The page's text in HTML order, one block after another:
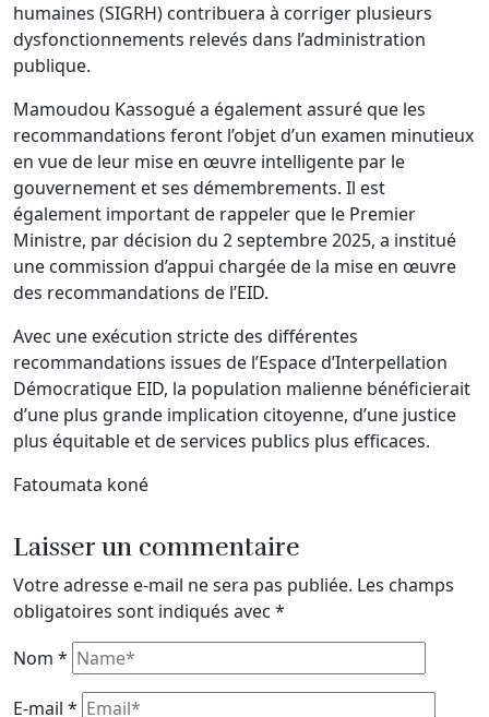
humaines (SIGRH) contribuera à corriger plusieurs
dysfonctionnements relevés dans l’administration
publique.
Mamoudou Kassogué a également assuré que les
recommandations feront l’objet d’un examen minutieux
en vue de leur mise en œuvre intelligente par le
gouvernement et ses démembrements. Il est
également important de rappeler que le Premier
Ministre, par décision du 2 septembre 2025, a institué
une commission d’appui chargée de la mise en œuvre
des recommandations de l’EID.
Avec une exécution stricte des différentes
recommandations issues de l’Espace d’Interpellation
Démocratique EID, la population malienne bénéficierait
d’une plus grande implication citoyenne, d’une justice
plus équitable et de services publics plus efficaces.
Fatoumata koné
Laisser un commentaire
Votre adresse e-mail ne sera pas publiée. Les champs
obligatoires sont indiqués avec *
Nom *
E-mail *